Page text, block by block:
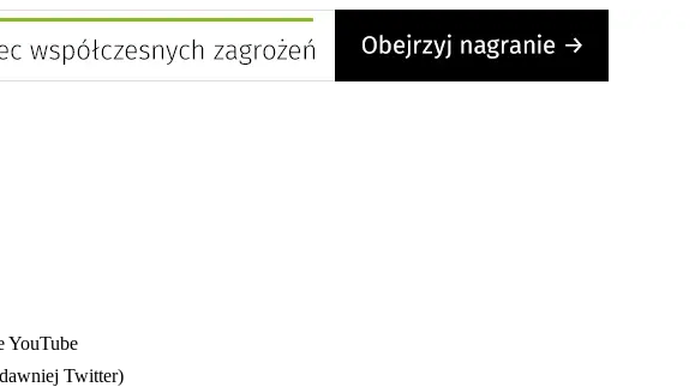
YouTube
Twitter)